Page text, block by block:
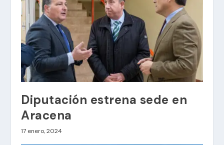
Diputación estrena sede en
Aracena
17 enero, 2024